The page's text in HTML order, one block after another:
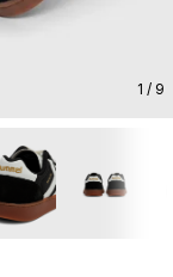
1 / 9